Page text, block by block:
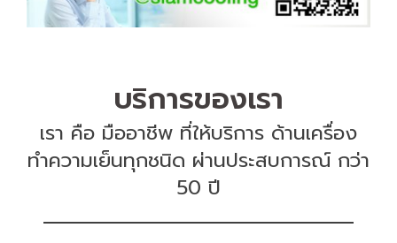
บริการของเรา
เรา คือ มืออาชีพ ที่ให้บริการ ด้านเครื่อง
ทำความเย็นทุกชนิด ผ่านประสบการณ์ กว่า
50 ปี